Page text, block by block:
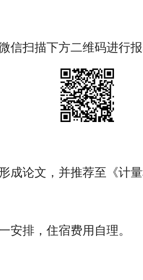
扫描下方二维码进行报
论文，并推荐至《计量
排，住宿费用自理。